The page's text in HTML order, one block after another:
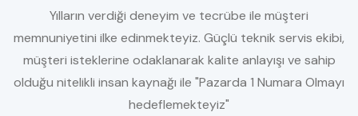
Yılların verdiği deneyim ve tecrübe ile müşteri
memnuniyetini ilke edinmekteyiz. Güçlü teknik servis ekibi,
müşteri isteklerine odaklanarak kalite anlayışı ve sahip
olduğu nitelikli insan kaynağı ile "Pazarda 1 Numara Olmayı
hedeflemekteyiz"